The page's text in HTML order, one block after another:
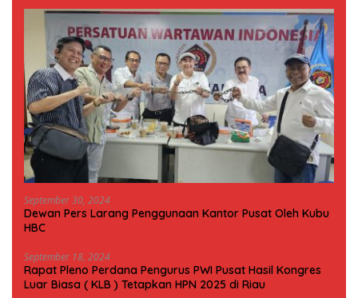
September 30, 2024
Dewan Pers Larang Penggunaan Kantor Pusat Oleh Kubu
HBC
September 18, 2024
Rapat Pleno Perdana Pengurus PWI Pusat Hasil Kongres
Luar Biasa ( KLB ) Tetapkan HPN 2025 di Riau